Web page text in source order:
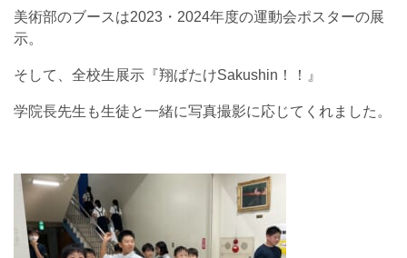
美術部のブースは2023・2024年度の運動会ポスターの展
示。
そして、全校生展示『翔ばたけSakushin！！』
学院長先生も生徒と一緒に写真撮影に応じてくれました。